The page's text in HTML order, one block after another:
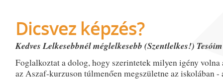
Dicsvez képzés?
Kedves Lelkesebbnél méglelkesebb (Szentlelkes!)
Foglalkoztat a dolog, hogy szerintetek milyen igény volna
az Aszaf-kurzuson túlmenően megszületne az iskolában -